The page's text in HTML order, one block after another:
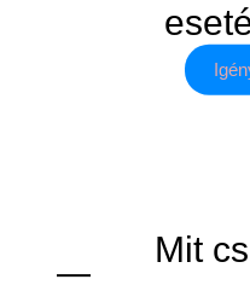
Mit